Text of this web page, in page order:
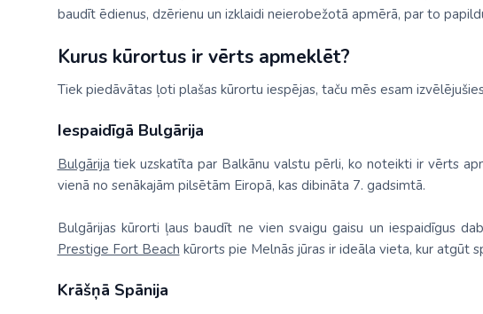
baudīt ēdienus, dzērienu un izklaidi neierobežotā apmērā, par to
Kurus kūrortus ir vērts apmeklēt?
Tiek piedāvātas ļoti plašas kūrortu iespējas, taču mēs esam
Iespaidīgā Bulgārija
Bulgārija tiek uzskatīta par Balkānu valstu pērli, ko noteikti ir vērts
vienā no senākajām pilsētām Eiropā, kas dibināta 7. gadsimtā.
Bulgārijas kūrorti ļaus baudīt ne vien svaigu gaisu un iespaidīgus
Prestige Fort Beach kūrorts pie Melnās jūras ir ideāla vieta, kur atgūt
Krāšņā Spānija